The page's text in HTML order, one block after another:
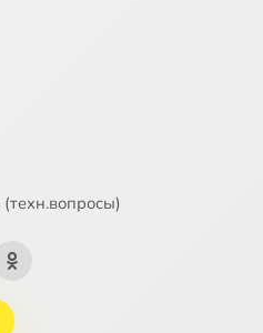
(техн.вопросы)